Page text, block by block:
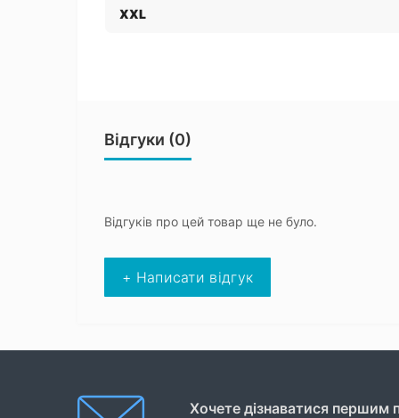
XXL
Відгуки (0)
Відгуків про цей товар ще не було.
+ Написати відгук
Хочете дізнаватися першим